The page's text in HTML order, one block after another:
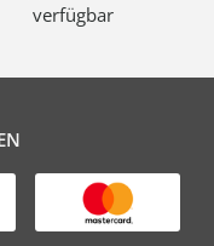
verfügbar